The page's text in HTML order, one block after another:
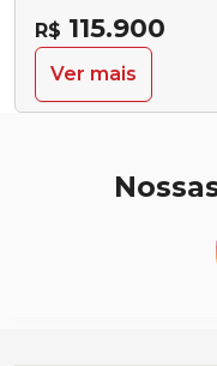
R$ 115.900
Ver mais